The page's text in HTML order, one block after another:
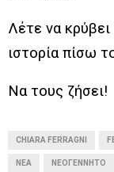
Λέτε να
ιστορία πίσω
Να τους ζήσει!
CHIARA FERRAGNI
ΝΈΑ ΝΕΟΓΈΝΝΗΤΟ